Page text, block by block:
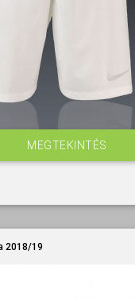
MEGTEKINTÉS
2018/19